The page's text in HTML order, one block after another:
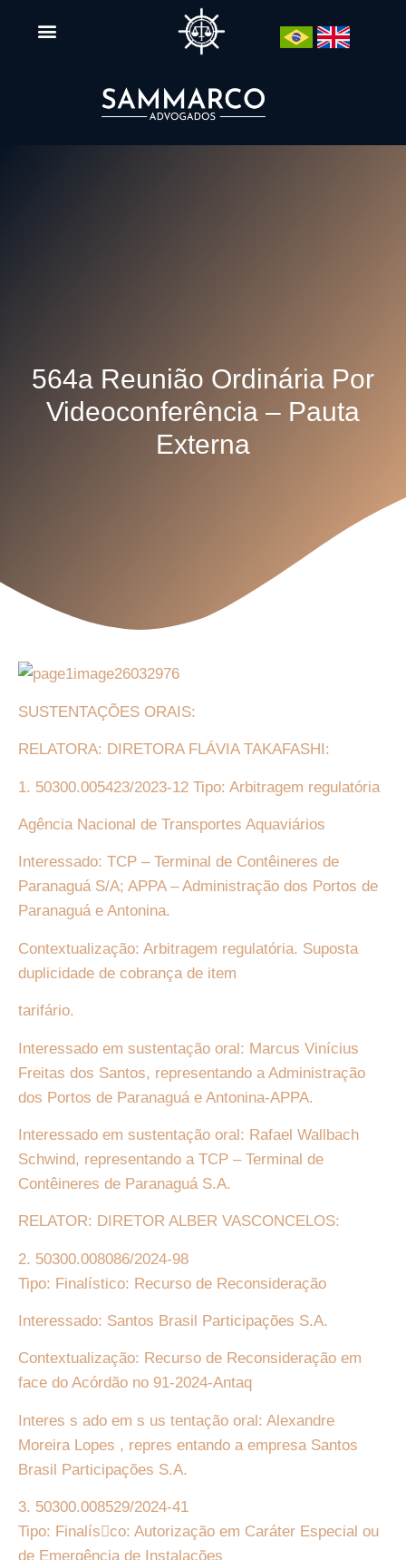
564a Reunião Ordinária Por
Videoconferência – Pauta
Externa
SUSTENTAÇÕES ORAIS:
RELATORA: DIRETORA FLÁVIA TAKAFASHI:
1. 50300.005423/2023-12 Tipo: Arbitragem regulatória
Agência Nacional de Transportes Aquaviários
Interessado: TCP – Terminal de Contêineres de
Paranaguá S/A; APPA – Administração dos Portos de
Paranaguá e Antonina.
Contextualização: Arbitragem regulatória. Suposta
duplicidade de cobrança de item
tarifário.
Interessado em sustentação oral: Marcus Vinícius
Freitas dos Santos, representando a Administração
dos Portos de Paranaguá e Antonina-APPA.
Interessado em sustentação oral: Rafael Wallbach
Schwind, representando a TCP – Terminal de
Contêineres de Paranaguá S.A.
RELATOR: DIRETOR ALBER VASCONCELOS:
2. 50300.008086/2024-98
Tipo: Finalístico: Recurso de Reconsideração
Interessado: Santos Brasil Participações S.A.
Contextualização: Recurso de Reconsideração em
face do Acórdão no 91-2024-Antaq
Interes s ado em s us tentação oral: Alexandre
Moreira Lopes , repres entando a empresa Santos
Brasil Participações S.A.
3. 50300.008529/2024-41
Tipo: Finalís􏰀co: Autorização em Caráter Especial ou
de Emergência de Instalações